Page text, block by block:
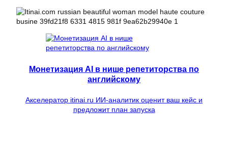
Монетизация AI в нише репетиторства по
английскому
Акселератор itinai.ru ИИ-аналитик оценит ваш кейс и
предложит план запуска